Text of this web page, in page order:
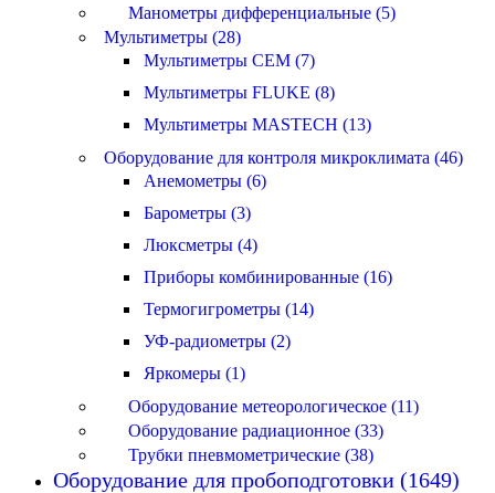
Манометры дифференциальные (5)
Мультиметры (28)
Мультиметры CEM (7)
Мультиметры FLUKE (8)
Мультиметры MASTECH (13)
Оборудование для контроля микроклимата (46)
Анемометры (6)
Барометры (3)
Люксметры (4)
Приборы комбинированные (16)
Термогигрометры (14)
УФ-радиометры (2)
Яркомеры (1)
Оборудование метеорологическое (11)
Оборудование радиационное (33)
Трубки пневмометрические (38)
Оборудование для пробоподготовки (1649)